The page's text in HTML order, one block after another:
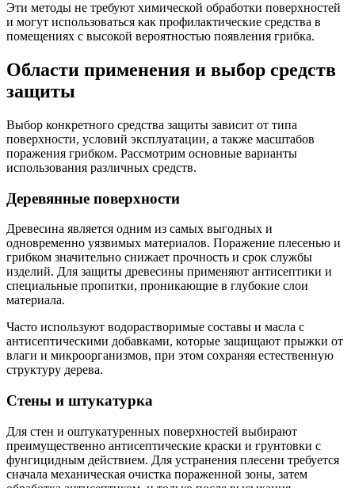
Эти методы не требуют химической обработки поверхностей
и могут использоваться как профилактические средства в
помещениях с высокой вероятностью появления грибка.
Области применения и выбор средств
защиты
Выбор конкретного средства защиты зависит от типа
поверхности, условий эксплуатации, а также масштабов
поражения грибком. Рассмотрим основные варианты
использования различных средств.
Деревянные поверхности
Древесина является одним из самых выгодных и
одновременно уязвимых материалов. Поражение плесенью и
грибком значительно снижает прочность и срок службы
изделий. Для защиты древесины применяют антисептики и
специальные пропитки, проникающие в глубокие слои
материала.
Часто используют водорастворимые составы и масла с
антисептическими добавками, которые защищают прыжки от
влаги и микроорганизмов, при этом сохраняя естественную
структуру дерева.
Стены и штукатурка
Для стен и оштукатуренных поверхностей выбирают
преимущественно антисептические краски и грунтовки с
фунгицидным действием. Для устранения плесени требуется
сначала механическая очистка пораженной зоны, затем